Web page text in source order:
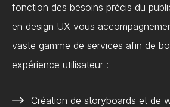
fonction des besoins précis du
en design UX vous
vaste gamme de services afin de
expérience utilisateur :
Création de storyboards et de